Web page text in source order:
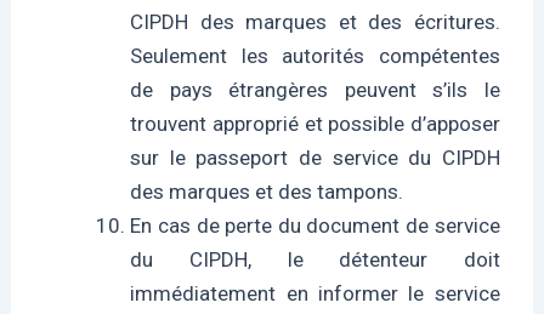
CIPDH des marques et des écritures.
Seulement les autorités compétentes
de pays étrangères peuvent s’ils le
trouvent approprié et possible d’apposer
sur le passeport de service du CIPDH
des marques et des tampons.
En cas de perte du document de service
du CIPDH, le détenteur doit
immédiatement en informer le service